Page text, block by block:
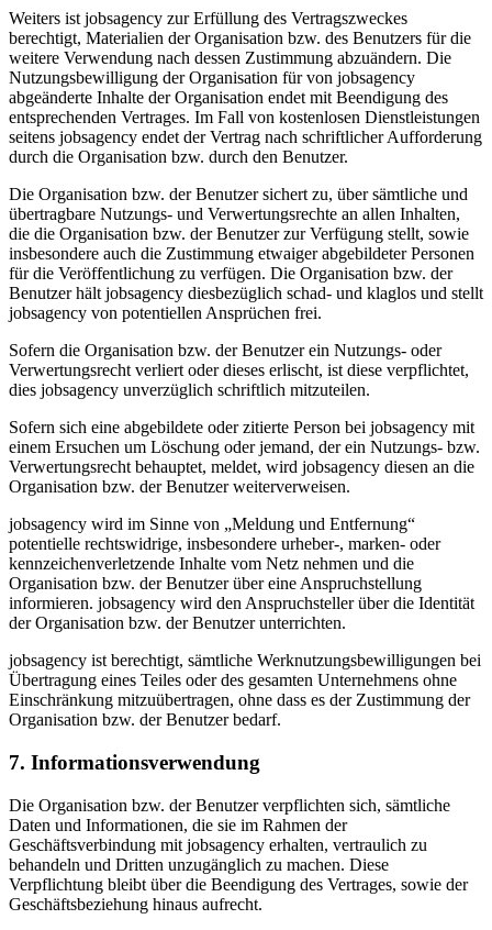
Weiters ist jobsagency zur Erfüllung des Vertragszweckes
berechtigt, Materialien der Organisation bzw. des Benutzers für die
weitere Verwendung nach dessen Zustimmung abzuändern. Die
Nutzungsbewilligung der Organisation für von jobsagency
abgeänderte Inhalte der Organisation endet mit Beendigung des
entsprechenden Vertrages. Im Fall von kostenlosen Dienstleistungen
seitens jobsagency endet der Vertrag nach schriftlicher Aufforderung
durch die Organisation bzw. durch den Benutzer.
Die Organisation bzw. der Benutzer sichert zu, über sämtliche und
übertragbare Nutzungs- und Verwertungsrechte an allen Inhalten,
die die Organisation bzw. der Benutzer zur Verfügung stellt, sowie
insbesondere auch die Zustimmung etwaiger abgebildeter Personen
für die Veröffentlichung zu verfügen. Die Organisation bzw. der
Benutzer hält jobsagency diesbezüglich schad- und klaglos und stellt
jobsagency von potentiellen Ansprüchen frei.
Sofern die Organisation bzw. der Benutzer ein Nutzungs- oder
Verwertungsrecht verliert oder dieses erlischt, ist diese verpflichtet,
dies jobsagency unverzüglich schriftlich mitzuteilen.
Sofern sich eine abgebildete oder zitierte Person bei jobsagency mit
einem Ersuchen um Löschung oder jemand, der ein Nutzungs- bzw.
Verwertungsrecht behauptet, meldet, wird jobsagency diesen an die
Organisation bzw. der Benutzer weiterverweisen.
jobsagency wird im Sinne von „Meldung und Entfernung“
potentielle rechtswidrige, insbesondere urheber-, marken- oder
kennzeichenverletzende Inhalte vom Netz nehmen und die
Organisation bzw. der Benutzer über eine Anspruchstellung
informieren. jobsagency wird den Anspruchsteller über die Identität
der Organisation bzw. der Benutzer unterrichten.
jobsagency ist berechtigt, sämtliche Werknutzungsbewilligungen bei
Übertragung eines Teiles oder des gesamten Unternehmens ohne
Einschränkung mitzuübertragen, ohne dass es der Zustimmung der
Organisation bzw. der Benutzer bedarf.
7. Informationsverwendung
Die Organisation bzw. der Benutzer verpflichten sich, sämtliche
Daten und Informationen, die sie im Rahmen der
Geschäftsverbindung mit jobsagency erhalten, vertraulich zu
behandeln und Dritten unzugänglich zu machen. Diese
Verpflichtung bleibt über die Beendigung des Vertrages, sowie der
Geschäftsbeziehung hinaus aufrecht.